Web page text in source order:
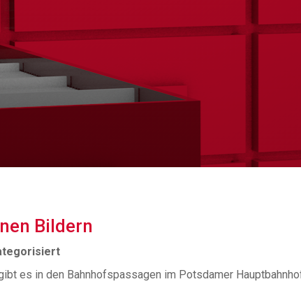
Bildern
es in den Bahnhofspassagen im Potsdamer